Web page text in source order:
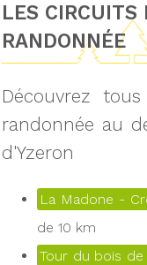
LES CIRCUITS
RANDONNÉE
Découvrez
randonnée au
d'Yzeron
La Madone -
de 10 km
Tour du bois de